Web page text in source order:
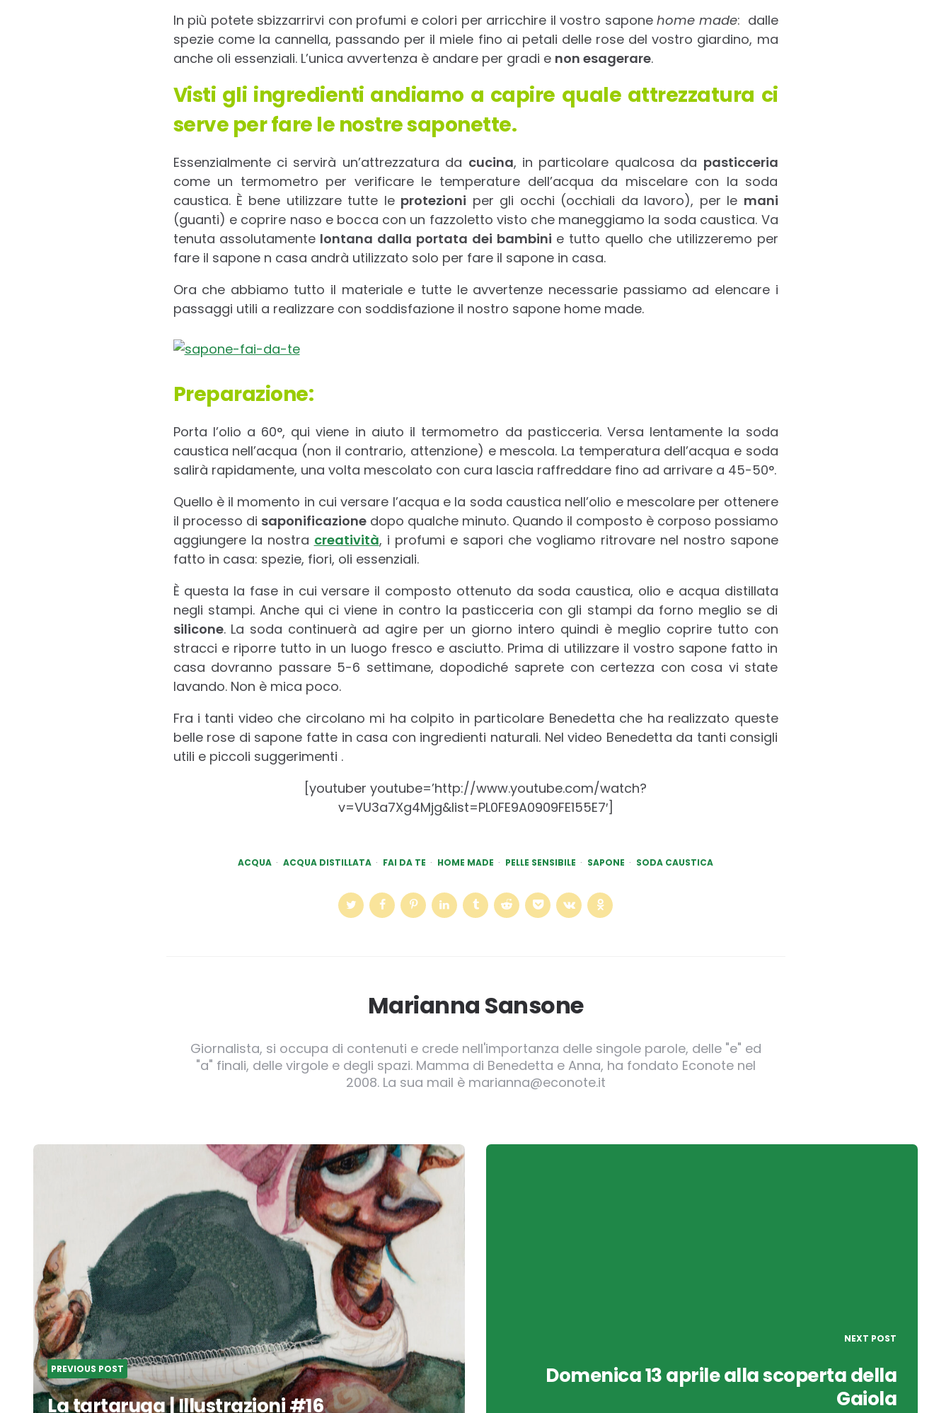
In più potete sbizzarrirvi con profumi e colori per arricchire il vostro saponehome made: dalle
spezie come la cannella, passando per il miele fino ai petali delle rose del vostro giardino, ma
anche oli essenziali. L’unica avvertenza è andare per gradi e non esagerare.
Visti gli ingredienti andiamo a capire quale attrezzatura ci
serve per fare le nostre saponette.
Essenzialmente ci servirà un’attrezzatura da cucina, in particolare qualcosa da pasticceria
come un termometro per verificare le temperature dell’acqua da miscelare con la soda
caustica. È bene utilizzare tutte le protezioni per gli occhi (occhiali da lavoro), per le mani
(guanti) e coprire naso e bocca con un fazzoletto visto che maneggiamo la soda caustica. Va
tenuta assolutamente lontana dalla portata dei bambini e tutto quello che utilizzeremo per
fare il sapone n casa andrà utilizzato solo per fare il sapone in casa.
Ora che abbiamo tutto il materiale e tutte le avvertenze necessarie passiamo ad elencare i
passaggi utili a realizzare con soddisfazione il nostro sapone home made.
Preparazione:
Porta l’olio a 60°, qui viene in aiuto il termometro da pasticceria. Versa lentamente la soda
caustica nell’acqua (non il contrario, attenzione) e mescola. La temperatura dell’acqua e soda
salirà rapidamente, una volta mescolato con cura lascia raffreddare fino ad arrivare a 45-50°.
Quello è il momento in cui versare l’acqua e la soda caustica nell’olio e mescolare per ottenere
il processo di saponificazionedopo qualche minuto. Quando il composto è corposo possiamo
aggiungere la nostra creatività, i profumi e sapori che vogliamo ritrovare nel nostro sapone
fatto in casa: spezie, fiori, oli essenziali.
È questa la fase in cui versare il composto ottenuto da soda caustica, olio e acqua distillata
negli stampi. Anche qui ci viene in contro la pasticceria con gli stampi da forno meglio se di
silicone. La soda continuerà ad agire per un giorno intero quindi è meglio coprire tutto con
stracci e riporre tutto in un luogo fresco e asciutto. Prima di utilizzare il vostro sapone fatto in
casa dovranno passare 5-6 settimane, dopodiché saprete con certezza con cosa vi state
lavando. Non è mica poco.
Fra i tanti video che circolano mi ha colpito in particolare Benedetta che ha realizzato queste
belle rose di sapone fatte in casa con ingredienti naturali. Nel video Benedetta da tanti consigli
utili e piccoli suggerimenti .
[youtuber youtube=’http://www.youtube.com/watch?
v=VU3a7Xg4Mjg&list=PL0FE9A0909FE155E7′]
ACQUA ACQUA DISTILLATA FAI DA TE HOME MADE PELLE SENSIBILE SAPONE SODA CAUSTICA
Marianna Sansone
Giornalista, si occupa di contenuti e crede nell'importanza delle singole parole, delle "e" ed
"a" finali, delle virgole e degli spazi. Mamma di Benedetta e Anna, ha fondato Econote nel
2008. La sua mail è marianna@econote.it
Post
PREVIOUS POST
La tartaruga | Illustrazioni #16
NEXT POST
Domenica 13 aprile alla scoperta della
Gaiola